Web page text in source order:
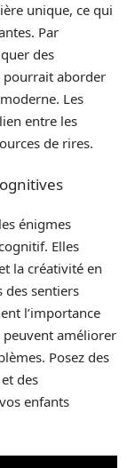
unique, ce qui
Par
des
pourrait aborder
Les
entre les
de rires.
énigmes
Elles
la créativité en
des sentiers
l’importance
peuvent améliorer
Posez des
des
enfants